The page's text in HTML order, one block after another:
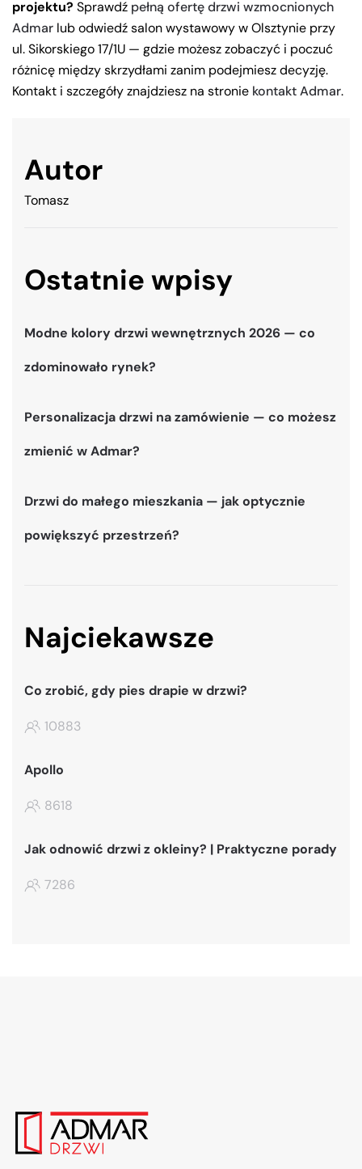
projektu? Sprawdź pełną ofertę drzwi wzmocnionych
Admar lub odwiedź salon wystawowy w Olsztynie przy
ul. Sikorskiego 17/1U — gdzie możesz zobaczyć i poczuć
różnicę między skrzydłami zanim podejmiesz decyzję.
Kontakt i szczegóły znajdziesz na stronie kontakt Admar.
Autor
Tomasz
Ostatnie wpisy
Modne kolory drzwi wewnętrznych 2026 — co
zdominowało rynek?
Personalizacja drzwi na zamówienie — co możesz
zmienić w Admar?
Drzwi do małego mieszkania — jak optycznie
powiększyć przestrzeń?
Najciekawsze
Co zrobić, gdy pies drapie w drzwi?
10883
Apollo
8618
Jak odnowić drzwi z okleiny? | Praktyczne porady
7286